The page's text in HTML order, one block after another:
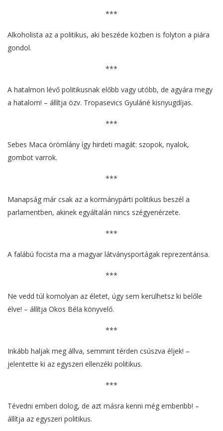
***
Alkoholista az a politikus, aki beszéde közben is folyton a piára
gondol.
***
A hatalmon lévő politikusnak előbb vagy utóbb, de agyára megy
a hatalom! – állítja özv. Tropasevics Gyuláné kisnyugdíjas.
***
Sebes Maca örömlány így hirdeti magát: szopok, nyalok,
gombot varrok.
***
Manapság már csak az a kormánypárti politikus beszél a
parlamentben, akinek egyáltalán nincs szégyenérzete.
***
A falábú focista ma a magyar látványsportágak reprezentánsa.
***
Ne vedd túl komolyan az életet, úgy sem kerülhetsz ki belőle
élve! – állítja Okos Béla könyvelő.
***
Inkább haljak meg állva, semmint térden csúszva éljek! –
jelentette ki az egyszeri ellenzéki politikus.
***
Tévedni emberi dolog, de azt másra kenni még emberibb! –
állítja az egyszeri politikus.